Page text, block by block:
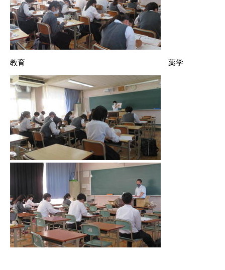
教育 薬学